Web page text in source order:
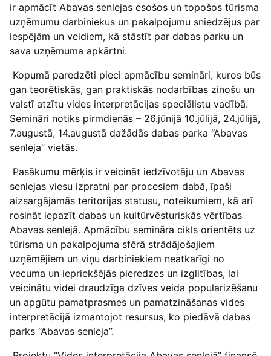
ir apmācīt Abavas senlejas esošos un topošos tūrisma
uzņēmumu darbiniekus un pakalpojumu sniedzējus par
iespējām un veidiem, kā stāstīt par dabas parku un
sava uzņēmuma apkārtni.
Kopumā paredzēti pieci apmācību semināri, kuros būs
gan teorētiskās, gan praktiskās nodarbības zinošu un
valstī atzītu vides interpretācijas speciālistu vadībā.
Semināri notiks pirmdienās – 26.jūnijā 10.jūlijā, 24.jūlijā,
7.augustā, 14.augustā dažādās dabas parka “Abavas
senleja” vietās.
Pasākumu mērķis ir veicināt iedzīvotāju un Abavas
senlejas viesu izpratni par procesiem dabā, īpaši
aizsargājamās teritorijas statusu, noteikumiem, kā arī
rosināt iepazīt dabas un kultūrvēsturiskās vērtības
Abavas senlejā. Apmācību semināra cikls orientēts uz
tūrisma un pakalpojuma sfērā strādājošajiem
uzņēmējiem un viņu darbiniekiem neatkarīgi no
vecuma un iepriekšējās pieredzes un izglitības, lai
veicinātu videi draudzīga dzīves veida popularizēšanu
un apgūtu pamatprasmes un pamatzināšanas vides
interpretācijā izmantojot resursus, ko piedāvā dabas
parks “Abavas senleja”.